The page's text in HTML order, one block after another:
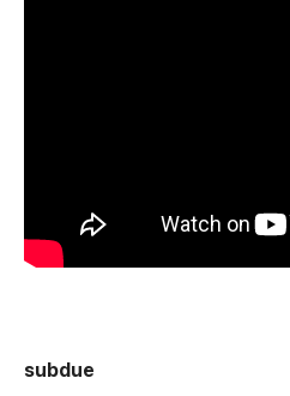
subdue